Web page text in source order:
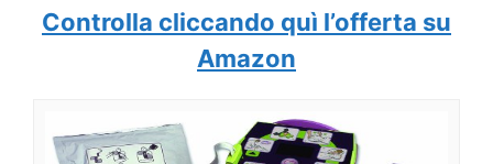
Controlla cliccando quì l’offerta su
Amazon